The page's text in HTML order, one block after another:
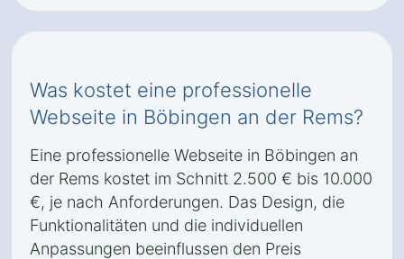
Was kostet eine professionelle
Webseite in Böbingen an der Rems?
Eine professionelle Webseite in Böbingen an
der Rems kostet im Schnitt 2.500 € bis 10.000
€, je nach Anforderungen. Das Design, die
Funktionalitäten und die individuellen
Anpassungen beeinflussen den Preis